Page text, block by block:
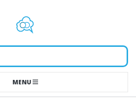
MENU